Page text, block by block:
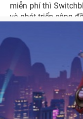
miễn phí thì
và phát triển cộng